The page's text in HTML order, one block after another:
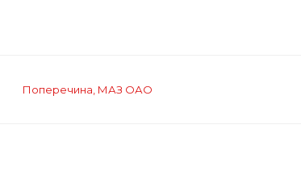
Поперечина, МАЗ ОАО